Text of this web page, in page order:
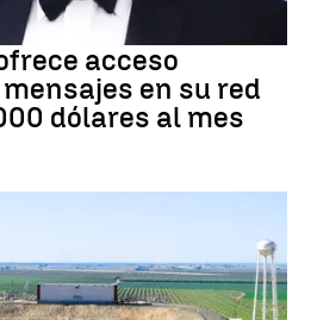
acceso
en su red
dólares al mes